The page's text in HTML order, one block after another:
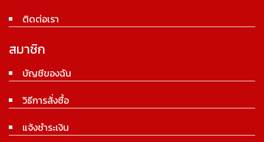
ติดต่อเรา
สมาชิก
บัญชีของฉัน
วิธีการสั่งซื้อ
แจ้งชำระเงิน